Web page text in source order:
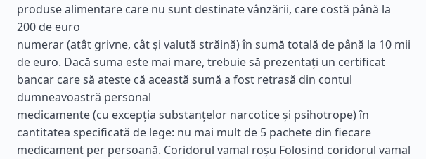
produse alimentare care nu sunt destinate vânzării, care costă până la
200 de euro
numerar (atât grivne, cât și valută străină) în sumă totală de până la 10 mii
de euro. Dacă suma este mai mare, trebuie să prezentați un certificat
bancar care să ateste că această sumă a fost retrasă din contul
dumneavoastră personal
medicamente (cu excepția substanțelor narcotice și psihotrope) în
cantitatea specificată de lege: nu mai mult de 5 pachete din fiecare
medicament per persoană. Coridorul vamal roșu Folosind coridorul vamal